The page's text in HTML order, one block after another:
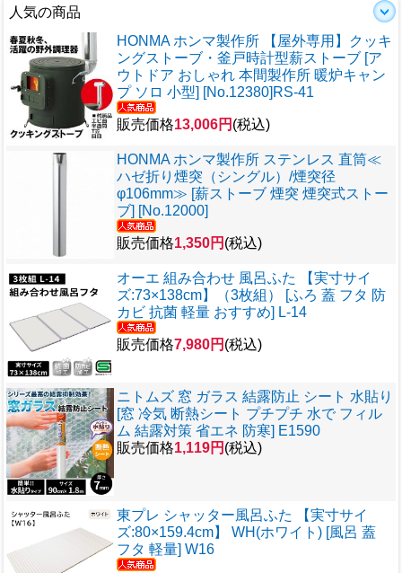
人気の商品
HONMA ホンマ製作所 【屋外専用】クッキ
ングストーブ・釜戸時計型薪ストーブ [ア
ウトドア おしゃれ 本間製作所 暖炉キャン
プ ソロ 小型] [No.12380]RS-41
販売価格13,006円 (税込)
HONMA ホンマ製作所 ステンレス 直筒≪
ハゼ折り煙突（シングル）/煙突径
φ106mm≫ [薪ストーブ 煙突 煙突式ストー
ブ] [No.12000]
販売価格1,350円 (税込)
オーエ 組み合わせ 風呂ふた 【実寸サイ
ズ:73×138cm】（3枚組） [ふろ 蓋 フタ 防
カビ 抗菌 軽量 おすすめ] L-14
販売価格7,980円 (税込)
ニトムズ 窓 ガラス 結露防止 シート 水貼り
[窓 冷気 断熱シート プチプチ 水で フィル
ム 結露対策 省エネ 防寒] E1590
販売価格1,119円 (税込)
東プレ シャッター風呂ふた 【実寸サイ
ズ:80×159.4cm】 WH(ホワイト) [風呂 蓋
フタ 軽量] W16